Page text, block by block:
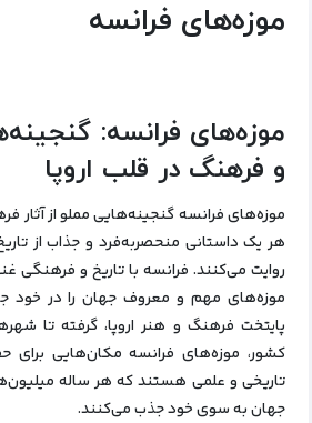
موزه‌‌های فرانسه
موزه‌های فرانسه:
و فرهنگ در قلب اروپا
موزه‌های فرانسه گنجینه‌هایی مملو از
هر یک داستانی منحصربه‌فرد و جذاب از
روایت می‌کنند. فرانسه با تاریخ و فرهنگی
موزه‌های مهم و معروف جهان را در خود
پایتخت فرهنگ و هنر اروپا، گرفته تا
کشور، موزه‌های فرانسه مکان‌هایی برای
تاریخی و علمی هستند که هر ساله میلیون‌ها
جهان به سوی خود جذب می‌کنند.